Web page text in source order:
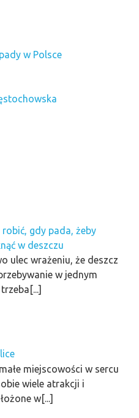
w Polsce
gdy pada, żeby
w deszczu
ulec wrażeniu, że deszcz
w jednym
miejscowości w sercu
wiele atrakcji i
w[...]